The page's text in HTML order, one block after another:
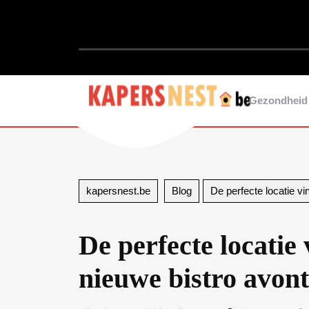
Gezondheid
kapersnest.be Blog De perfecte locatie
De perfecte
nieuwe bistro